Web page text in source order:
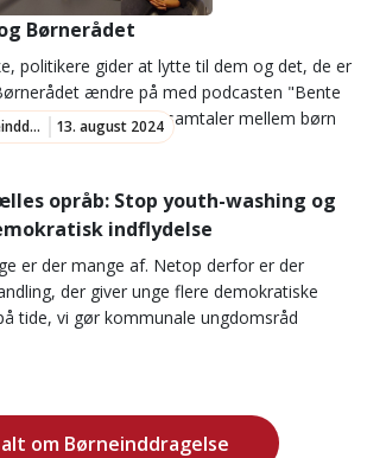
Børnerådet
politikere gider at lytte til dem og det, de er
ændre på med podcasten "Bente
plads til unikke samtaler mellem børn
Børneinddragelse 13. august 2024
opråb: Stop youth-washing og
indflydelse
er der mange af. Netop derfor er der
der giver unge flere demokratiske
tide, vi gør kommunale ungdomsråd
alt om Børneinddragelse